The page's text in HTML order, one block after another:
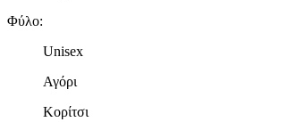
Φύλο:
Unisex
Αγόρι
Κορίτσι